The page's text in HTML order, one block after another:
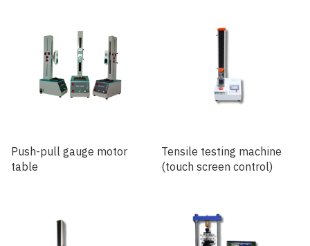
Push-pull gauge motor
table
Tensile testing machine
(touch screen control)